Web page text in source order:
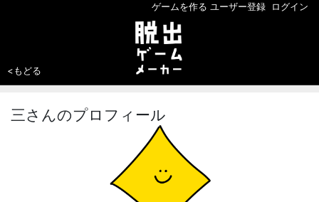
ゲームを作る ユーザー登録 ログイン
<もどる
三さんのプロフィール